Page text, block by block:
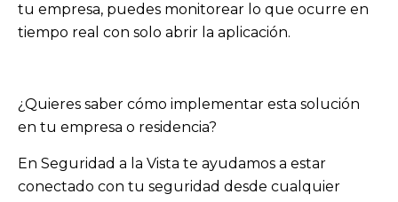
tu empresa, puedes monitorear lo que ocurre en
tiempo real con solo abrir la aplicación.
¿Quieres saber cómo implementar esta solución
en tu empresa o residencia?
En Seguridad a la Vista te ayudamos a estar
conectado con tu seguridad desde cualquier